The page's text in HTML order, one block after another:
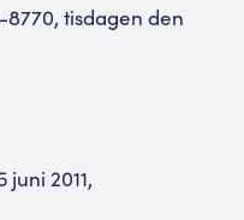
tisdagen den
2011,